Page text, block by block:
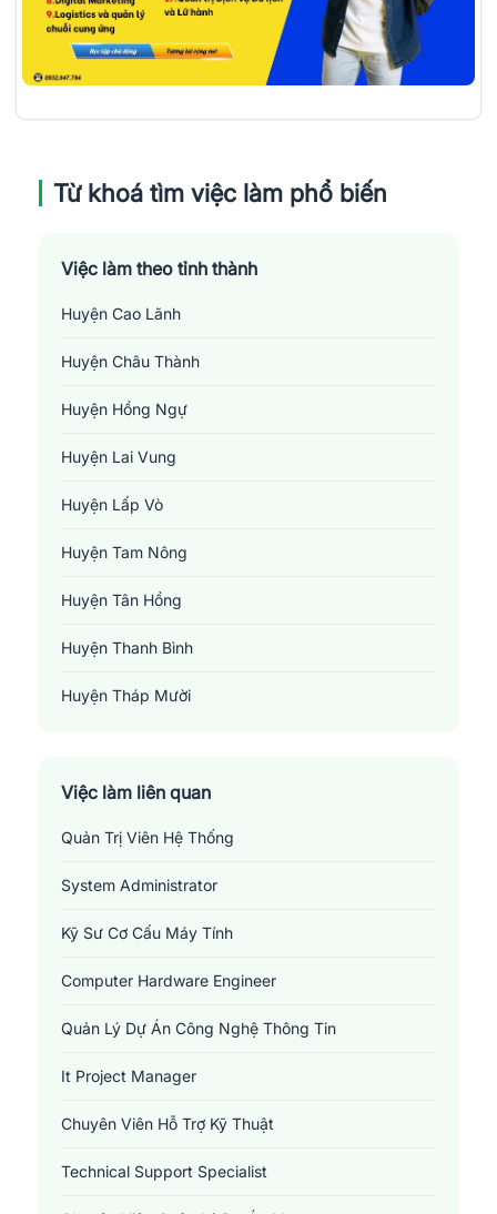
Từ khoá tìm việc làm phổ biến
Việc làm theo tỉnh thành
Huyện Cao Lãnh
Huyện Châu Thành
Huyện Hồng Ngự
Huyện Lai Vung
Huyện Lấp Vò
Huyện Tam Nông
Huyện Tân Hồng
Huyện Thanh Bình
Huyện Tháp Mười
Thành Phố Sa Đéc
Thị Xã Hồng Ngự
Việc làm liên quan
Quản Trị Viên Hệ Thống
System Administrator
Kỹ Sư Cơ Cấu Máy Tính
Computer Hardware Engineer
Quản Lý Dự Án Công Nghệ Thông Tin
It Project Manager
Chuyên Viên Hỗ Trợ Kỹ Thuật
Technical Support Specialist